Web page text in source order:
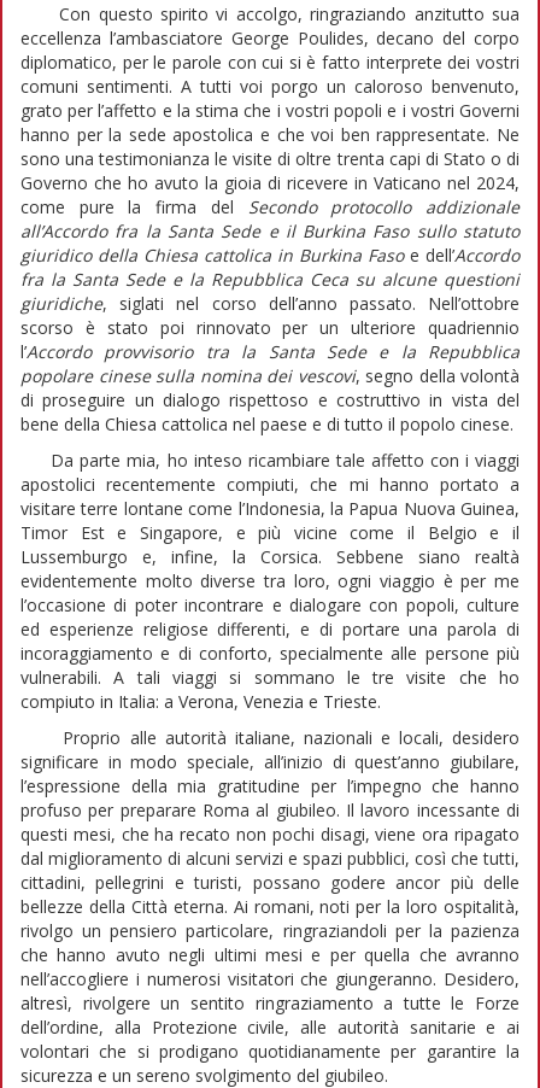
Con questo spirito vi accolgo, ringraziando anzitutto sua
eccellenza l’ambasciatore George Poulides, decano del corpo
diplomatico, per le parole con cui si è fatto interprete dei vostri
comuni sentimenti. A tutti voi porgo un caloroso benvenuto,
grato per l’affetto e la stima che i vostri popoli e i vostri Governi
hanno per la sede apostolica e che voi ben rappresentate. Ne
sono una testimonianza le visite di oltre trenta capi di Stato o di
Governo che ho avuto la gioia di ricevere in Vaticano nel 2024,
come pure la firma del Secondo protocollo addizionale
all’Accordo fra la Santa Sede e il Burkina Faso sullo statuto
giuridico della Chiesa cattolica in Burkina Fasoe dell’Accordo
fra la Santa Sede e la Repubblica Ceca su alcune questioni
giuridiche, siglati nel corso dell’anno passato. Nell’ottobre
scorso è stato poi rinnovato per un ulteriore quadriennio
l’Accordo provvisorio tra la Santa Sede e la Repubblica
popolare cinese sulla nomina dei vescovi, segno della volontà
di proseguire un dialogo rispettoso e costruttivo in vista del
bene della Chiesa cattolica nel paese e di tutto il popolo cinese.
Da parte mia, ho inteso ricambiare tale affetto con i viaggi
apostolici recentemente compiuti, che mi hanno portato a
visitare terre lontane come l’Indonesia, la Papua Nuova Guinea,
Timor Est e Singapore, e più vicine come il Belgio e il
Lussemburgo e, infine, la Corsica. Sebbene siano realtà
evidentemente molto diverse tra loro, ogni viaggio è per me
l’occasione di poter incontrare e dialogare con popoli, culture
ed esperienze religiose differenti, e di portare una parola di
incoraggiamento e di conforto, specialmente alle persone più
vulnerabili. A tali viaggi si sommano le tre visite che ho
compiuto in Italia: a Verona, Venezia e Trieste.
Proprio alle autorità italiane, nazionali e locali, desidero
significare in modo speciale, all’inizio di quest’anno giubilare,
l’espressione della mia gratitudine per l’impegno che hanno
profuso per preparare Roma al giubileo. Il lavoro incessante di
questi mesi, che ha recato non pochi disagi, viene ora ripagato
dal miglioramento di alcuni servizi e spazi pubblici, così che tutti,
cittadini, pellegrini e turisti, possano godere ancor più delle
bellezze della Città eterna. Ai romani, noti per la loro ospitalità,
rivolgo un pensiero particolare, ringraziandoli per la pazienza
che hanno avuto negli ultimi mesi e per quella che avranno
nell’accogliere i numerosi visitatori che giungeranno. Desidero,
altresì, rivolgere un sentito ringraziamento a tutte le Forze
dell’ordine, alla Protezione civile, alle autorità sanitarie e ai
volontari che si prodigano quotidianamente per garantire la
sicurezza e un sereno svolgimento del giubileo.